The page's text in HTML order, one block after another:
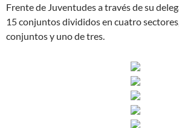
Frente de Juventudes a través de su
15 conjuntos divididos en cuatro
conjuntos y uno de tres.